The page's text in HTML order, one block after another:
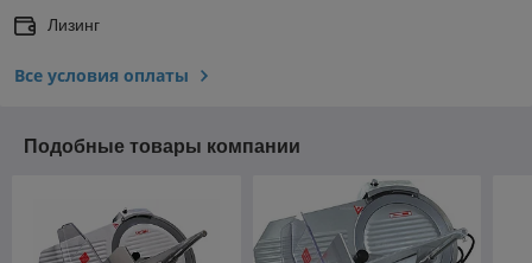
Лизинг
Все условия оплаты
Подобные товары компании